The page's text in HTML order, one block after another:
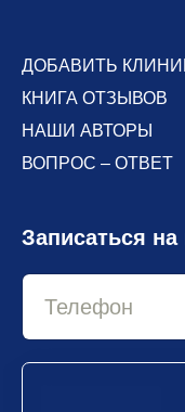
ДОБАВИТЬ
КНИГА ОТЗЫВОВ
НАШИ АВТОРЫ
ВОПРОС – ОТВЕТ
Записаться